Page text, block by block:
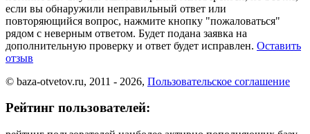
если вы обнаружили неправильный ответ или
повторяющийся вопрос, нажмите кнопку "пожаловаться"
рядом с неверным ответом. Будет подана заявка на
дополнительную проверку и ответ будет исправлен. Оставить
отзыв
© baza-otvetov.ru, 2011 - 2026, Пользовательское соглашение
Рейтинг пользователей: